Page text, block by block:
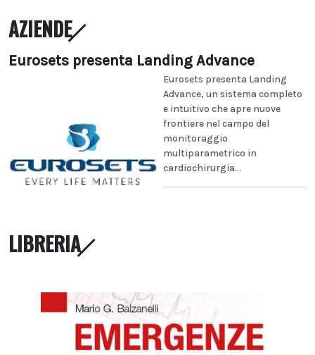
AZIENDE
Eurosets presenta Landing Advance
Eurosets presenta Landing
Advance, un sistema completo
e intuitivo che apre nuove
frontiere nel campo del
monitoraggio
multiparametrico in
cardiochirurgia...
LIBRERIA